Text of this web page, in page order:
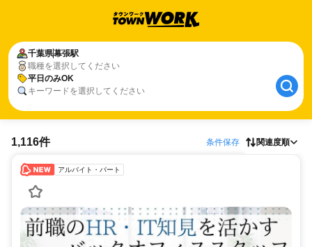
千葉県幕張駅
職種を選択してください
平日のみOK
キーワードを選択してください
1,116件 条件保存 関連度順
アルバイト・パート